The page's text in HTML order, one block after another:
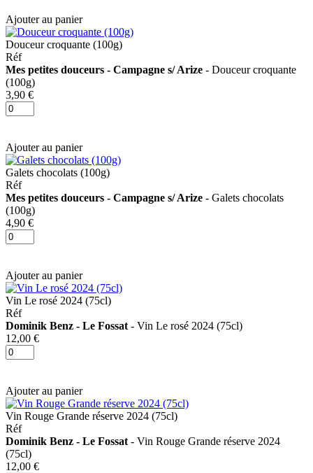
Ajouter au panier
Douceur croquante (100g)
Réf
Mes petites douceurs - Campagne s/ Arize - Douceur croquante
(100g)
3,90 €
Ajouter au panier
Galets chocolats (100g)
Réf
Mes petites douceurs - Campagne s/ Arize - Galets chocolats
(100g)
4,90 €
Ajouter au panier
Vin Le rosé 2024 (75cl)
Réf
Dominik Benz - Le Fossat - Vin Le rosé 2024 (75cl)
12,00 €
Ajouter au panier
Vin Rouge Grande réserve 2024 (75cl)
Réf
Dominik Benz - Le Fossat - Vin Rouge Grande réserve 2024
(75cl)
12,00 €